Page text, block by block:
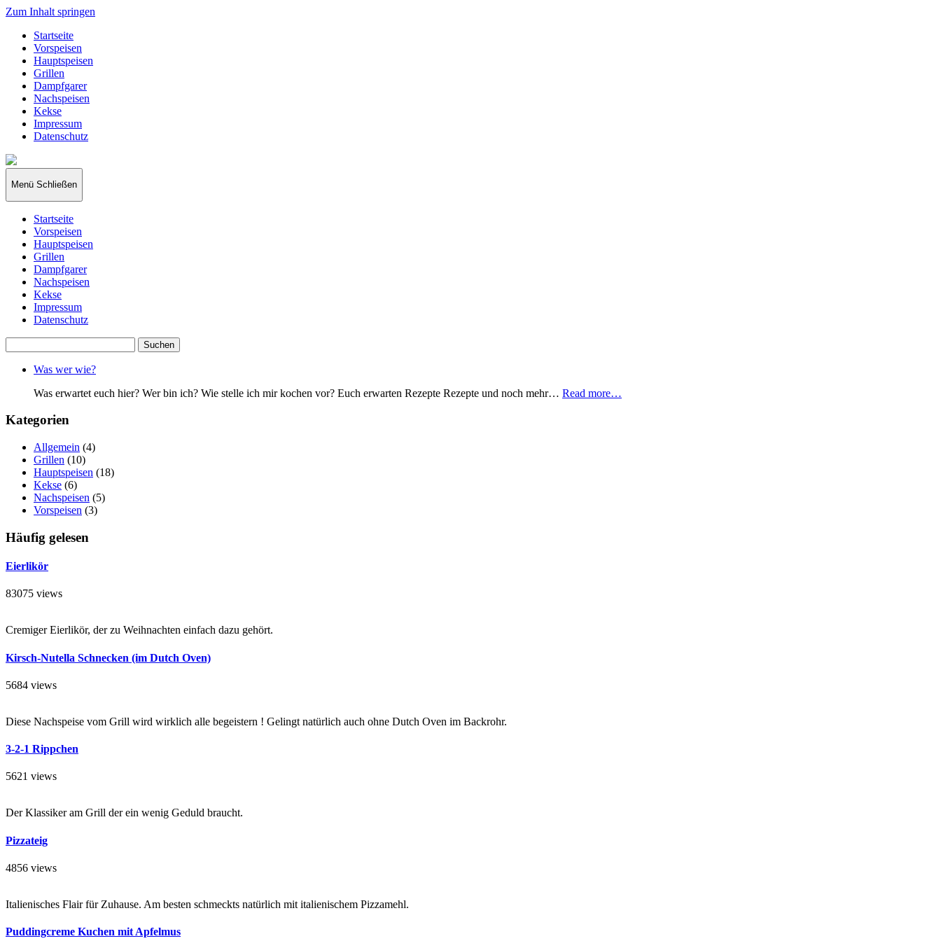
Zum Inhalt springen
Startseite
Vorspeisen
Hauptspeisen
Grillen
Dampfgarer
Nachspeisen
Kekse
Impressum
Datenschutz
papakocht
Menü Schließen
Startseite
Vorspeisen
Hauptspeisen
Grillen
Dampfgarer
Nachspeisen
Kekse
Impressum
Datenschutz
nach:
Was wer wie?
Was erwartet euch hier? Wer bin ich? Wie stelle ich mir kochen vor? Euch erwarten Rezepte Rezepte und noch mehr… Read more…
Kategorien
Allgemein (4)
Grillen (10)
Hauptspeisen (18)
Kekse (6)
Nachspeisen (5)
Vorspeisen (3)
Häufig gelesen
Eierlikör
83075 views
Cremiger Eierlikör, der zu Weihnachten einfach dazu gehört.
Kirsch-Nutella Schnecken (im Dutch Oven)
5684 views
Diese Nachspeise vom Grill wird wirklich alle begeistern ! Gelingt natürlich auch ohne Dutch Oven im Backrohr.
3-2-1 Rippchen
5621 views
Der Klassiker am Grill der ein wenig Geduld braucht.
Pizzateig
4856 views
Italienisches Flair für Zuhause. Am besten schmeckts natürlich mit italienischem Pizzamehl.
Puddingcreme Kuchen mit Apfelmus